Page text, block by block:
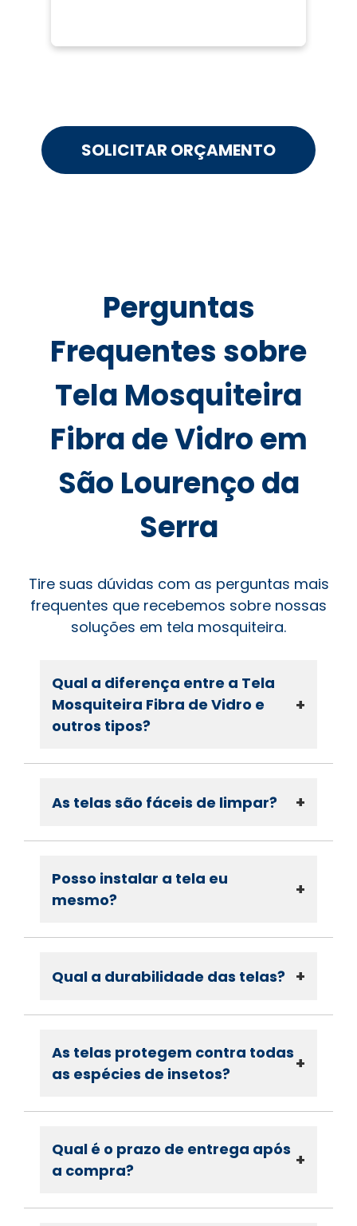
SOLICITAR ORÇAMENTO
Perguntas
Frequentes sobre
Tela Mosquiteira
Fibra de Vidro em
São Lourenço da
Serra
Tire suas dúvidas com as perguntas mais
frequentes que recebemos sobre nossas
soluções em tela mosquiteira.
Qual a diferença entre a Tela
Mosquiteira Fibra de Vidro e
outros tipos?
+
As telas são fáceis de limpar? +
Posso instalar a tela eu
mesmo?
+
Qual a durabilidade das telas? +
As telas protegem contra todas
as espécies de insetos?
+
Qual é o prazo de entrega após
a compra?
+